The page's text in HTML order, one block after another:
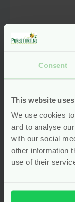
Consent
This website
We use cookies
and to analyse
with our social
other information
use of their
E-mail*
Captcha
& Vimse
Vanaf